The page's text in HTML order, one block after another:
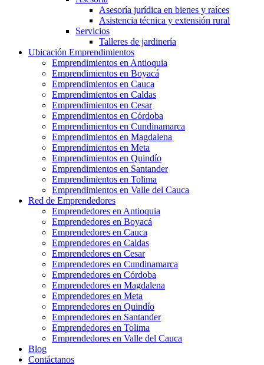
Asesoría jurídica en bienes y raíces
Asistencia técnica y extensión rural
Servicios
Talleres de jardinería
Ubicación Emprendimientos
Emprendimientos en Antioquia
Emprendimientos en Boyacá
Emprendimientos en Cauca
Emprendimientos en Caldas
Emprendimientos en Cesar
Emprendimientos en Córdoba
Emprendimientos en Cundinamarca
Emprendimientos en Magdalena
Emprendimientos en Meta
Emprendimientos en Quindío
Emprendimientos en Santander
Emprendimientos en Tolima
Emprendimientos en Valle del Cauca
Red de Emprendedores
Emprendedores en Antioquia
Emprendedores en Boyacá
Emprendedores en Cauca
Emprendedores en Caldas
Emprendedores en Cesar
Emprendedores en Cundinamarca
Emprendedores en Córdoba
Emprendedores en Magdalena
Emprendedores en Meta
Emprendedores en Quindío
Emprendedores en Santander
Emprendedores en Tolima
Emprendedores en Valle del Cauca
Blog
Contáctanos